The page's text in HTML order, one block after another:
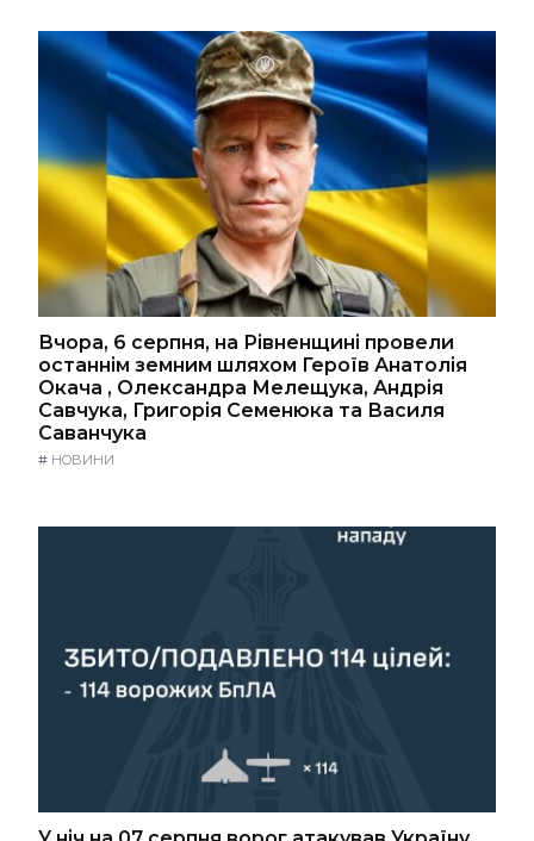
Вчора, 6 серпня, на Рівненщині провели
останнім земним шляхом Героїв Анатолія
Окача , Олександра Мелещука, Андрія
Савчука, Григорія Семенюка та Василя
Саванчука
# НОВИНИ